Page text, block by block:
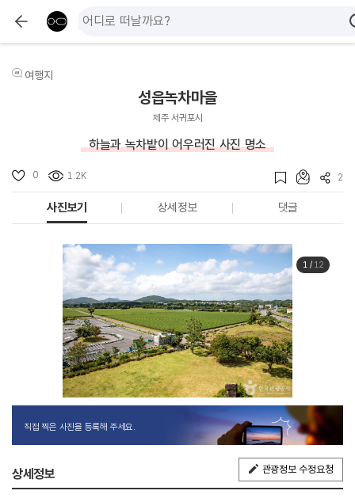
여행지
성읍녹차마을
제주 서귀포시
하늘과 녹차밭이 어우러진 사진 명소
0 1.2K 2
사진보기 상세정보 댓글
1/ 12
직접 찍은 사진을 등록해 주세요.
상세정보 관광정보 수정요청